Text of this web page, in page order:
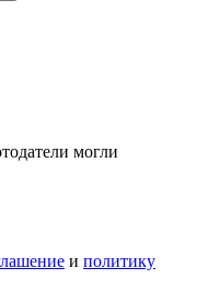
могли
и политику